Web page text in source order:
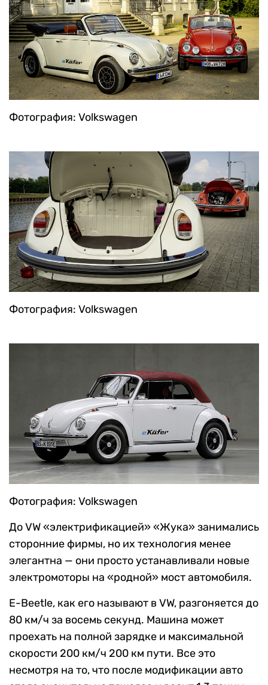
Фотография: Volkswagen
Фотография: Volkswagen
Фотография: Volkswagen
До VW «электрификацией» «Жука» занимались
сторонние фирмы, но их технология менее
элегантна — они просто устанавливали новые
электромоторы на «родной» мост автомобиля.
E-Beetle, как его называют в VW, разгоняется до
80 км/ч за восемь секунд. Машина может
проехать на полной зарядке и максимальной
скорости 200 км/ч 200 км пути. Все это
несмотря на то, что после модификации авто